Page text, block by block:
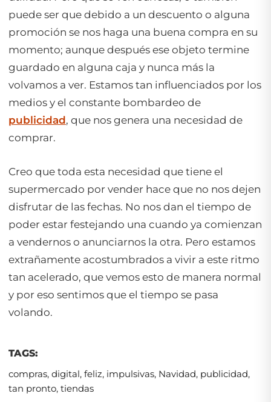
puede ser que debido a un descuento o alguna
promoción se nos haga una buena compra en su
momento; aunque después ese objeto termine
guardado en alguna caja y nunca más la
volvamos a ver. Estamos tan influenciados por los
medios y el constante bombardeo de
publicidad, que nos genera una necesidad de
comprar.
Creo que toda esta necesidad que tiene el
supermercado por vender hace que no nos dejen
disfrutar de las fechas. No nos dan el tiempo de
poder estar festejando una cuando ya comienzan
a vendernos o anunciarnos la otra. Pero estamos
extrañamente acostumbrados a vivir a este ritmo
tan acelerado, que vemos esto de manera normal
y por eso sentimos que el tiempo se pasa
volando.
TAGS:
compras, digital, feliz, impulsivas, Navidad, publicidad,
tan pronto, tiendas